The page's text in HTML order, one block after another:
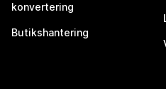
konvertering
Butikshantering